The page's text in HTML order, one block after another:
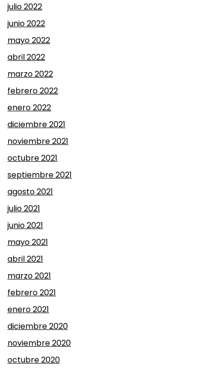
julio 2022
junio 2022
mayo 2022
abril 2022
marzo 2022
febrero 2022
enero 2022
diciembre 2021
noviembre 2021
octubre 2021
septiembre 2021
agosto 2021
julio 2021
junio 2021
mayo 2021
abril 2021
marzo 2021
febrero 2021
enero 2021
diciembre 2020
noviembre 2020
octubre 2020